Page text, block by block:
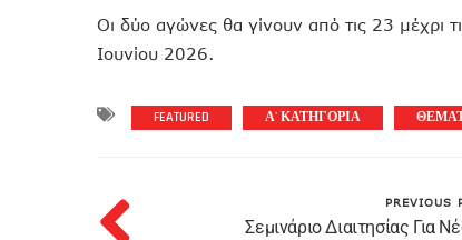
Οι δύο αγώνες θα γίνουν από τις 23 μέχρι
Ιουνίου 2026.
FEATURED Α' ΚΑΤΗΓΟΡΙΑ
PREVIOUS
Σεμινάριο Διαιτησίας Για